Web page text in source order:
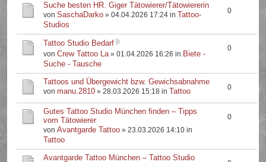
Suche besten HR. Giger Tätowierer/Tätowiererin
vonSaschaDarko » 04.04.2026 17:24 in Tattoo-
Studios
0
Tattoo Studio Bedarf
vonCrew Tattoo La» 01.04.2026 16:26 in Biete -
Suche - Tausche
0
Tattoos und Übergewicht bzw. Gewichsabnahme
vonmanu.2810 » 28.03.2026 15:18 in Tattoo 0
Gutes Tattoo Studio München finden – Tipps
vom Tätowierer
vonAvantgarde Tattoo » 23.03.2026 14:10 in
Tattoo
0
Avantgarde Tattoo München – Tattoo Studio